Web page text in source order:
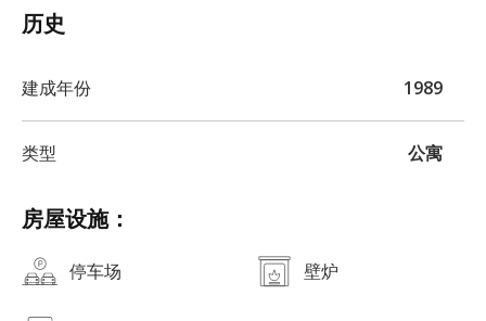
房屋设施：
停车场 壁炉
历史
建成年份 1989
类型 公寓